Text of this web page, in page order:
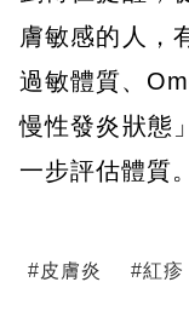
膚敏感的人，
過敏體質、
慢性發炎狀態
一步評估體質。
#皮膚炎 #紅疹